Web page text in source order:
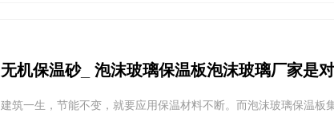
无机保温砂_ 泡沫玻璃保温板泡沫玻璃厂家是
建筑一生，节能不变，就要应用保温材料不断。而泡沫玻璃保温板